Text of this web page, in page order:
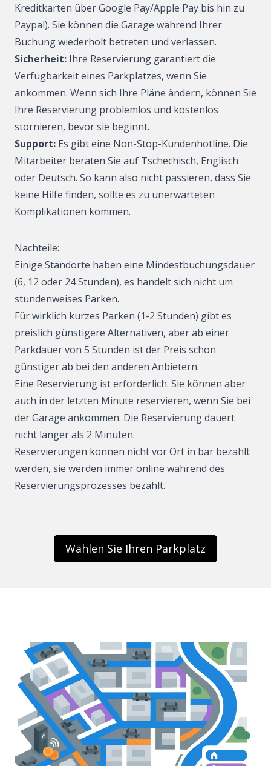
Kreditkarten über Google Pay/Apple Pay bis hin zu
Paypal). Sie können die Garage während Ihrer
Buchung wiederholt betreten und verlassen.
Sicherheit: Ihre Reservierung garantiert die
Verfügbarkeit eines Parkplatzes, wenn Sie
ankommen. Wenn sich Ihre Pläne ändern, können Sie
Ihre Reservierung problemlos und kostenlos
stornieren, bevor sie beginnt.
Support: Es gibt eine Non-Stop-Kundenhotline. Die
Mitarbeiter beraten Sie auf Tschechisch, Englisch
oder Deutsch. So kann also nicht passieren, dass Sie
keine Hilfe finden, sollte es zu unerwarteten
Komplikationen kommen.
Nachteile:
Einige Standorte haben eine Mindestbuchungsdauer
(6, 12 oder 24 Stunden), es handelt sich nicht um
stundenweises Parken.
Für wirklich kurzes Parken (1-2 Stunden) gibt es
preislich günstigere Alternativen, aber ab einer
Parkdauer von 5 Stunden ist der Preis schon
günstiger ab bei den anderen Anbietern.
Eine Reservierung ist erforderlich. Sie können aber
auch in der letzten Minute reservieren, wenn Sie bei
der Garage ankommen. Die Reservierung dauert
nicht länger als 2 Minuten.
Reservierungen können nicht vor Ort in bar bezahlt
werden, sie werden immer online während des
Reservierungsprozesses bezahlt.
Wählen Sie Ihren Parkplatz